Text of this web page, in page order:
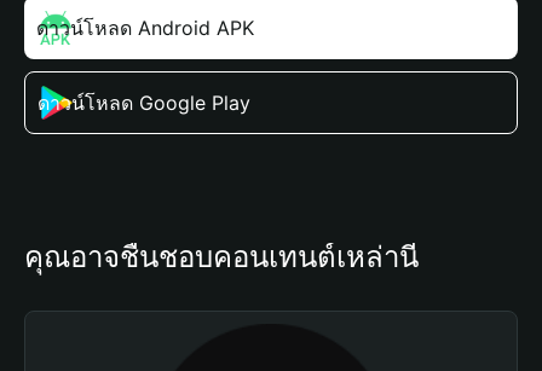
ดาวน์โหลด Android APK
ดาวน์โหลด Google Play
คุณอาจชื่นชอบคอนเทนต์เหล่านี้